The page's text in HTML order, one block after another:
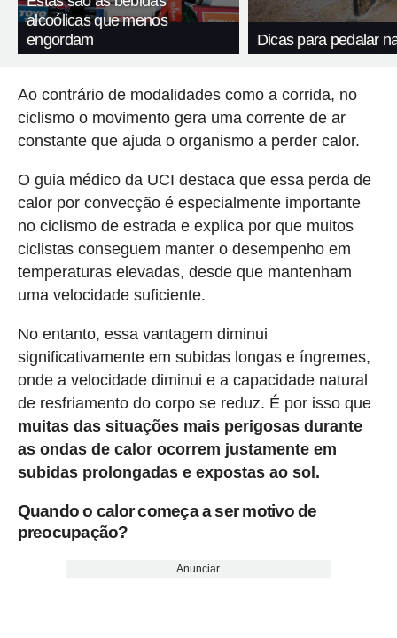
alcoólicas que menos
engordam
Dicas para pedalar
Ao contrário de modalidades como a corrida, no
ciclismo o movimento gera uma corrente de ar
constante que ajuda o organismo a perder calor.
O guia médico da UCI destaca que essa perda de
calor por convecção é especialmente importante
no ciclismo de estrada e explica por que muitos
ciclistas conseguem manter o desempenho em
temperaturas elevadas, desde que mantenham
uma velocidade suficiente.
No entanto, essa vantagem diminui
significativamente em subidas longas e íngremes,
onde a velocidade diminui e a capacidade natural
de resfriamento do corpo se reduz. É por isso que
muitas das situações mais perigosas durante
as ondas de calor ocorrem justamente em
subidas prolongadas e expostas ao sol.
Quando o calor começa a ser motivo de
preocupação?
Anunciar